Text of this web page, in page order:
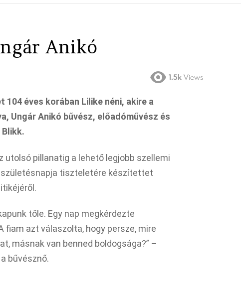
Anikó
1.5k Views
éves korában Lilike néni, akire a
Ungár Anikó bűvész, előadóművész és
utolsó pillanatig a lehető legjobb szellemi
tiszteletére készítettet
tőle. Egy nap megkérdezte
fiam azt válaszolta, hogy persze, mire
másnak van benned boldogsága?” –
bűvésznő.